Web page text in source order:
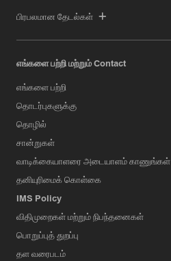
பிரபலமான தேடல்கள்
எங்களை பற்றி மற்றும் Contact
எங்களை பற்றி
தொடர்புகளுக்கு
தொழில்
சான்றுகள்
வாடிக்கையாளரை அடையாளம் காணுங்கள்
தனியுரிமைக் கொள்கை
IMS Policy
விதிமுறைகள் மற்றும் நிபந்தனைகள்
பொறுப்புத் துறப்பு
தள வரைபடம்